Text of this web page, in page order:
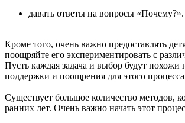
давать ответы на вопросы «Почему?».
Кроме того, очень важно предоставлять
поощряйте его экспериментировать с
Пусть каждая задача и выбор будут похожи
поддержки и поощрения для этого
Существует большое количество методов,
ранних лет. Очень важно начать этот